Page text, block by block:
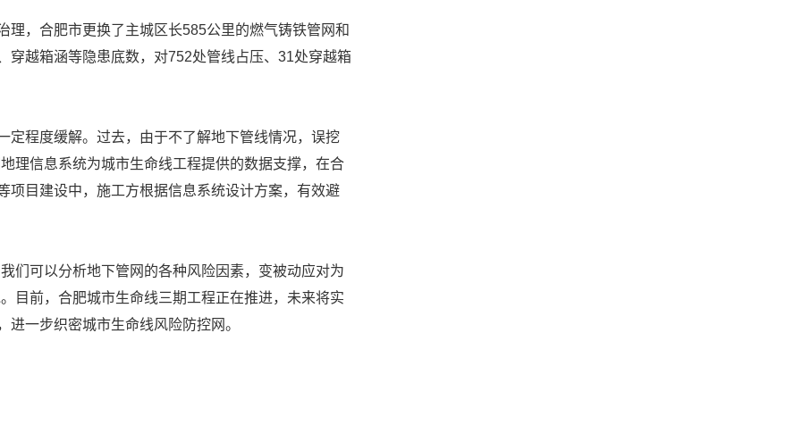
理，合肥市更换了主城区长585公里的燃气铸铁管网和
穿越箱涵等隐患底数，对752处管线占压、31处穿越箱
定程度缓解。过去，由于不了解地下管线情况，误挖
理信息系统为城市生命线工程提供的数据支撑，在合
项目建设中，施工方根据信息系统设计方案，有效避
们可以分析地下管网的各种风险因素，变被动应对为
目前，合肥城市生命线三期工程正在推进，未来将实
一步织密城市生命线风险防控网。